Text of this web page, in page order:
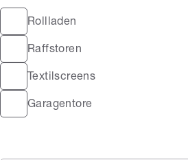
Rollladen
Raffstoren
Textilscreens
Garagentore